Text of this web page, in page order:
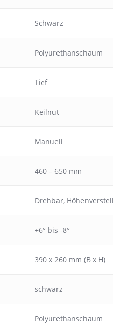
Schwarz
Polyurethanschaum
Tief
Keilnut
Manuell
460 – 650 mm
Drehbar,
+6° bis -8°
390 x 260 mm (B x H)
schwarz
Polyurethanschaum